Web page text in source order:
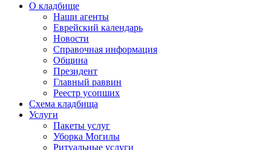
О кладбище
Наши агенты
Еврейский календарь
Новости
Справочная информация
Община
Президент
Главный раввин
Реестр усопших
Схема кладбища
Услуги
Пакеты услуг
Уборка Могилы
Ритуальные услуги